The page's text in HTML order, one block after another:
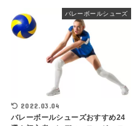
バレーボールシューズ
2022.03.04
バレーボールシューズおすすめ24